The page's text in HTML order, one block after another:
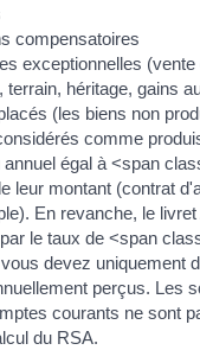
compensatoires
exceptionnelles (vente
terrain, héritage, gains
(les biens non
comme
annuel égal à <span
leur montant (contrat
En revanche, le livret
le taux de <span
devez uniquement
perçus. Les
courants ne sont
du RSA.